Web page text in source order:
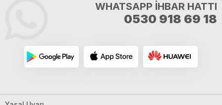
WHATSAPP İHBAR HATTI
0530 918 69 18